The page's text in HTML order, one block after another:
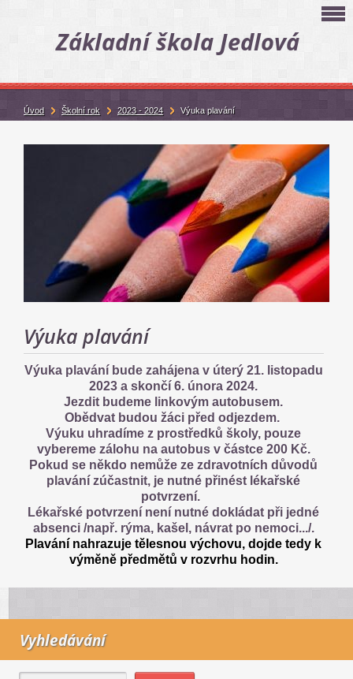
Základní škola Jedlová
Výuka plavání
Výuka plavání bude zahájena v úterý 21. listopadu
2023 a skončí 6. února 2024.
Jezdit budeme linkovým autobusem.
Obědvat budou žáci před odjezdem.
Výuku uhradíme z prostředků školy, pouze
vybereme zálohu na autobus v částce 200 Kč.
Pokud se někdo nemůže ze zdravotních důvodů
plavání zúčastnit, je nutné přinést lékařské
potvrzení.
Lékařské potvrzení není nutné dokládat při jedné
absenci /např. rýma, kašel, návrat po nemoci.../.
Plavání nahrazuje tělesnou výchovu, dojde tedy k
výměně předmětů v rozvrhu hodin.
Vyhledávání
Úvod Školní rok 2023 - 2024 Výuka plavání